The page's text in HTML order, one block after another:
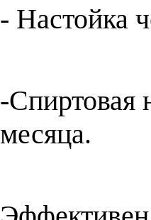
- Настойка
-Спиртовая
месяца.